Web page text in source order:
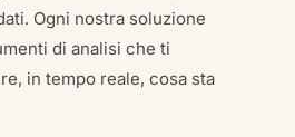
Ogni nostra soluzione
di analisi che ti
in tempo reale, cosa sta